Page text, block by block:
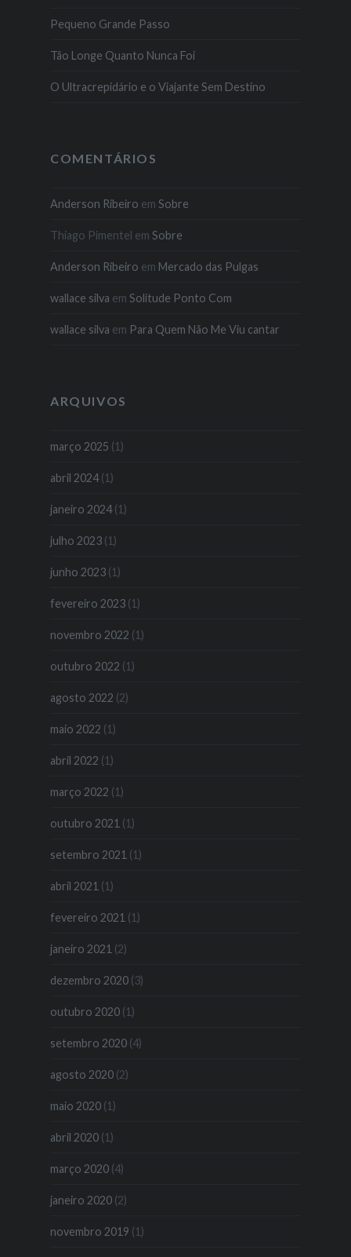
Pequeno Grande Passo
Tão Longe Quanto Nunca Foi
O Ultracrepidário e o Viajante Sem Destino
COMENTÁRIOS
Anderson Ribeiro em Sobre
Thiago Pimentel em Sobre
Anderson Ribeiro em Mercado das Pulgas
wallace silva em Solitude Ponto Com
wallace silva em Para Quem Não Me Viu cantar
ARQUIVOS
março 2025 (1)
abril 2024(1)
janeiro 2024(1)
julho 2023(1)
junho 2023(1)
fevereiro 2023(1)
novembro 2022 (1)
outubro 2022 (1)
agosto 2022 (2)
maio 2022 (1)
abril 2022 (1)
março 2022 (1)
outubro 2021 (1)
setembro 2021 (1)
abril 2021 (1)
fevereiro 2021 (1)
janeiro 2021 (2)
dezembro 2020(3)
outubro 2020(1)
setembro 2020(4)
agosto 2020(2)
maio 2020(1)
abril 2020(1)
março 2020(4)
janeiro 2020(2)
novembro 2019 (1)